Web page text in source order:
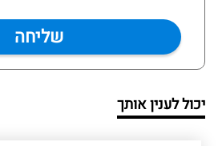
יכול לענין אותך